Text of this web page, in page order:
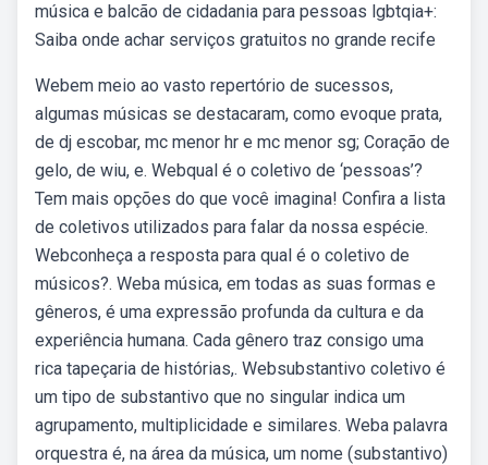
música e balcão de cidadania para pessoas lgbtqia+:
Saiba onde achar serviços gratuitos no grande recife
Webem meio ao vasto repertório de sucessos,
algumas músicas se destacaram, como evoque prata,
de dj escobar, mc menor hr e mc menor sg; Coração de
gelo, de wiu, e. Webqual é o coletivo de ‘pessoas’?
Tem mais opções do que você imagina! Confira a lista
de coletivos utilizados para falar da nossa espécie.
Webconheça a resposta para qual é o coletivo de
músicos?. Weba música, em todas as suas formas e
gêneros, é uma expressão profunda da cultura e da
experiência humana. Cada gênero traz consigo uma
rica tapeçaria de histórias,. Websubstantivo coletivo é
um tipo de substantivo que no singular indica um
agrupamento, multiplicidade e similares. Weba palavra
orquestra é, na área da música, um nome (substantivo)